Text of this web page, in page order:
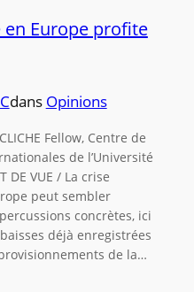
en Europe profite
dans Opinions
Fellow, Centre de
de l’Université
DE VUE / La crise
peut sembler
concrètes, ici
déjà enregistrées
de la…